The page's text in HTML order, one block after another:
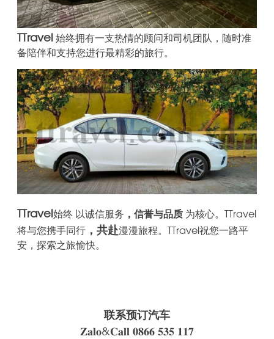
TTravel始终拥有一支热情的顾问和司机团队，随时准
备陪伴和支持您进行最精彩的旅行。
TTravel始终 以诚信服务 ，信誉与品质 为核心。TTravel
将与您携手同行 ，共赴漫漫旅程。TTravel祝您一路平
安，探索之旅愉快。
联系预订汽车
𝐙𝐚𝐥𝐨&𝐂𝐚𝐥𝐥 𝟎𝟖𝟔𝟔 𝟓𝟑𝟓 𝟏𝟏𝟕